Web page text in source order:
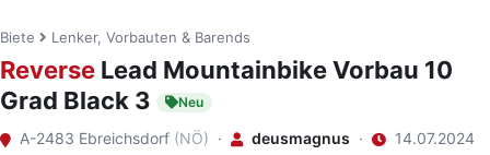
Biete Lenker, Vorbauten & Barends
Reverse Lead Mountainbike Vorbau 10
Grad Black 3
Neu
A-2483 Ebreichsdorf (NÖ) · deusmagnus · 14.07.2024